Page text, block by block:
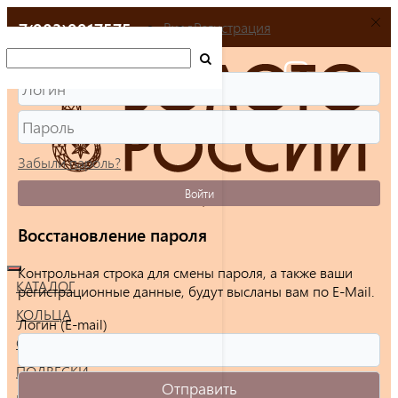
+7(903)9917575
КАТАЛОГ
КОЛЬЦА
СЕРЬГИ
ПОДВЕСКИ
ВходРегистрация
Забыли пароль?
Войти
Восстановление пароля
Контрольная строка для смены пароля, а также ваши
регистрационные данные, будут высланы вам по E-Mail.
Логин (E-mail)